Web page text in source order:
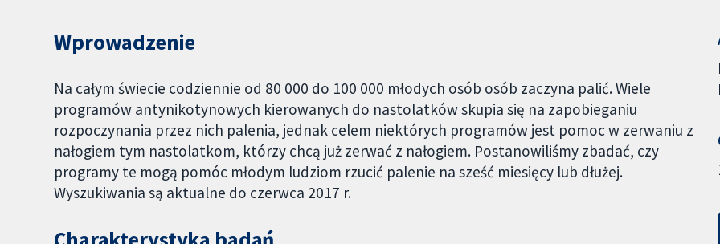
Wprowadzenie
Na całym świecie codziennie od 80 000 do 100 000 młodych osób osób zaczyna palić. Wiele
programów antynikotynowych kierowanych do nastolatków skupia się na zapobieganiu
rozpoczynania przez nich palenia, jednak celem niektórych programów jest pomoc w zerwaniu z
nałogiem tym nastolatkom, którzy chcą już zerwać z nałogiem. Postanowiliśmy zbadać, czy
programy te mogą pomóc młodym ludziom rzucić palenie na sześć miesięcy lub dłużej.
Wyszukiwania są aktualne do czerwca 2017 r.